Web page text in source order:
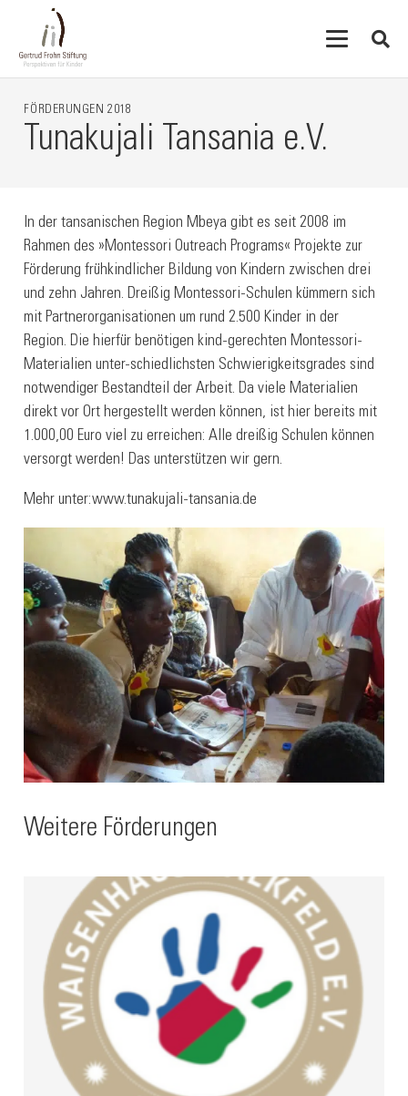
FÖRDERUNGEN2018
Tunakujali Tansania e.V.
In der tansanischen Region Mbeya gibt es seit 2008 im
Rahmen des »Montessori Outreach Programs« Projekte zur
Förderung frühkindlicher Bildung von Kindern zwischen drei
und zehn Jahren. Dreißig Montessori-Schulen kümmern sich
mit Partnerorganisationen um rund 2.500 Kinder in der
Region. Die hierfür benötigen kind-gerechten Montessori-
Materialien unter-schiedlichsten Schwierigkeitsgrades sind
notwendiger Bestandteil der Arbeit. Da viele Materialien
direkt vor Ort hergestellt werden können, ist hier bereits mit
1.000,00 Euro viel zu erreichen: Alle dreißig Schulen können
versorgt werden! Das unterstützen wir gern.
Mehr unter:www.tunakujali-tansania.de
Weitere Förderungen